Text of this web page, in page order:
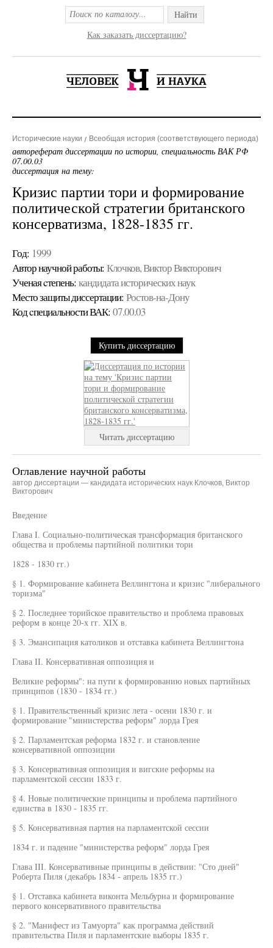
Найти
Как заказать диссертацию?
Исторические науки Всеобщая история (соответствующего периода)
автореферат диссертации по истории, специальность ВАК РФ
07.00.03
диссертация на тему:
Кризис партии тори и формирование
политической стратегии британского
консерватизма, 1828-1835 гг.
Год: 1999
Автор научной работы: Клочков, Виктор Викторович
Ученая cтепень: кандидата исторических наук
Место защиты диссертации: Ростов-на-Дону
Код cпециальности ВАК: 07.00.03
Купить диссертацию
Читать диссертацию
Оглавление научной работы
автор диссертации — кандидата исторических наук Клочков, Виктор
Викторович
Введение
Глава I. Социально-политическая трансформация британского
общества и проблемы партийной политики тори
1828 - 1830 гг.)
§ 1. Формирование кабинета Веллингтона и кризис "либерального
торизма"
§ 2. Последнее торийское правительство и проблема правовых
реформ в конце 20-х гг. XIX в.
§ 3. Эмансипация католиков и отставка кабинета Веллингтона
Глава II. Консервативная оппозиция и
Великие реформы": на пути к формированию новых партийных
принципов (1830 - 1834 гг.)
§ 1. Правительственный кризис лета - осени 1830 г. и
формирование "министерства реформ" лорда Грея
§ 2. Парламентская реформа 1832 г. и становление
консервативной оппозиции
§ 3. Консервативная оппозиция и вигские реформы на
парламентской сессии 1833 г.
§ 4. Новые политические принципы и проблема партийного
единства в 1830 - 1835 гг.
§ 5. Консервативная партия на парламентской сессии
1834 г. и падение "министерства реформ" лорда Грея
Глава III. Консервативные принципы в действии: "Сто дней"
Роберта Пиля (декабрь 1834 - апрель 1835 гг.)
§ 1. Отставка кабинета виконта Мельбурна и формирование
первого консервативного правительства
§ 2. "Манифест из Тамуорта" как программа действий
правительства Пиля и парламентские выборы 1835 г.